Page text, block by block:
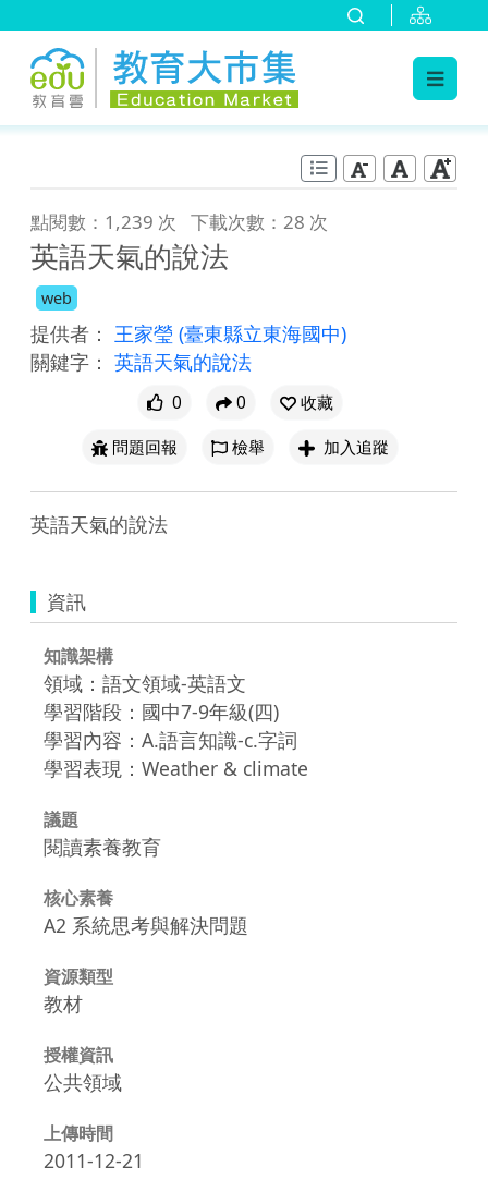
點閱數：1,239 次 下載次數：28 次
英語天氣的說法
web
提供者： 王家瑩 (臺東縣立東海國中)
關鍵字： 英語天氣的說法
0 0
收藏
問題回報
檢舉 加入追蹤
英語天氣的說法
資訊
知識架構
領域：語文領域-英語文
學習階段：國中7-9年級(四)
學習內容：A.語言知識-c.字詞
學習表現：Weather & climate
議題
閱讀素養教育
核心素養
A2 系統思考與解決問題
資源類型
教材
授權資訊
公共領域
上傳時間
2011-12-21